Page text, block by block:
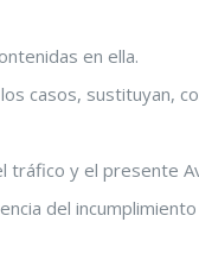
en ella.
casos, sustituyan,
y el presente
del incumplimiento